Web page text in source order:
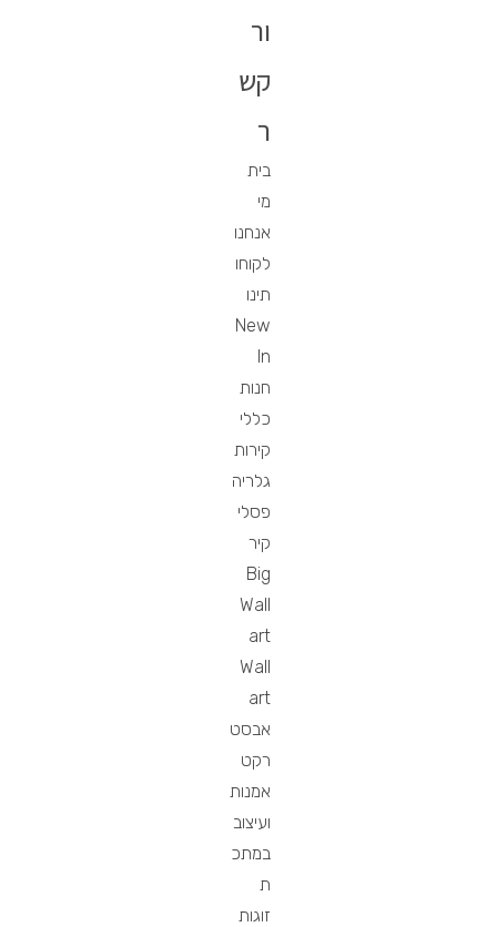
ור
קש
ר
בית
מי
אנחנו
לקוחו
תינו
New
In
חנות
כללי
קירות
גלריה
פסלי
קיר
Big
Wall
art
Wall
art
אבסט
רקט
אמנות
ועיצוב
במתכ
ת
זוגות